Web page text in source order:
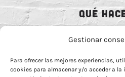
Gestionar
Para ofrecer las mejores experiencias,
cookies para almacenar y/o acceder a
QUÉ